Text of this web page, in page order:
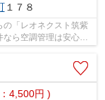
１７８
の「レオネクスト筑紫
ら空調管理は安心で
4,500円 )